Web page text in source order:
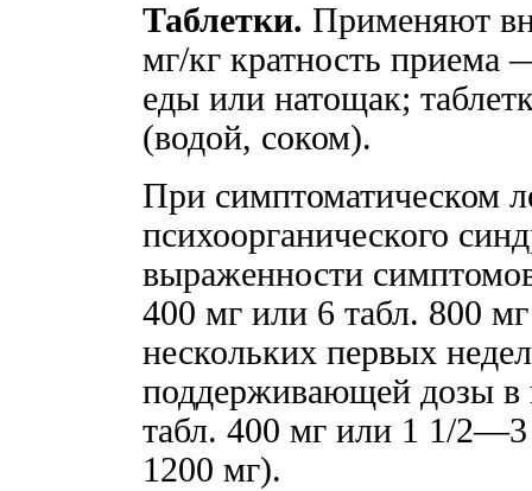
Таблетки. Применяют
мг/кг кратность приема
еды или натощак;
(водой, соком).
При симптоматическом
психоорганического
выраженности
400 мг или 6 табл. 800
нескольких первых
поддерживающей дозы
табл. 400 мг или 1 1/
1200 мг).